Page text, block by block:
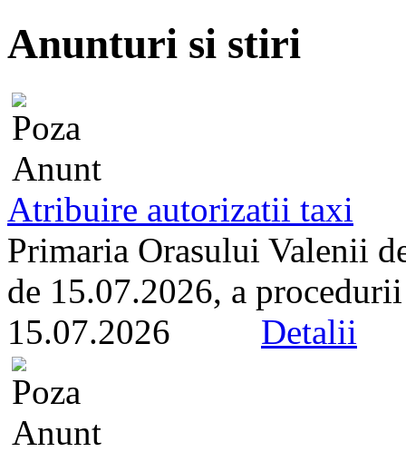
Anunturi si stiri
Atribuire autorizatii taxi
Primaria Orasului Valenii
de 15.07.2026, a
15.07.2026 Detalii